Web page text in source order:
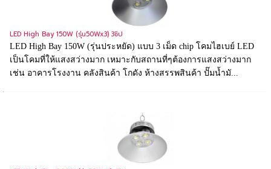
LED High Bay 150W (รุ่น50Wx3) 3ชิป
LED High Bay 150W (รุ่นประหยัด) แบบ 3 เม็ด chip โคมไฮเบย์ LED
เป็นโคมที่ให้แสงสว่างมาก เหมาะกับสถานที่ๆต้องการแสงสว่างมาก
เช่น อาคารโรงงาน คลังสินค้า โกดัง ห้างสรรพสินค้า ปั๊มน้ำมั...